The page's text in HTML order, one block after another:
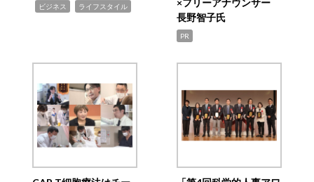
ビジネス ライフスタイル
×フリーアナウンサー
長野智子氏
PR